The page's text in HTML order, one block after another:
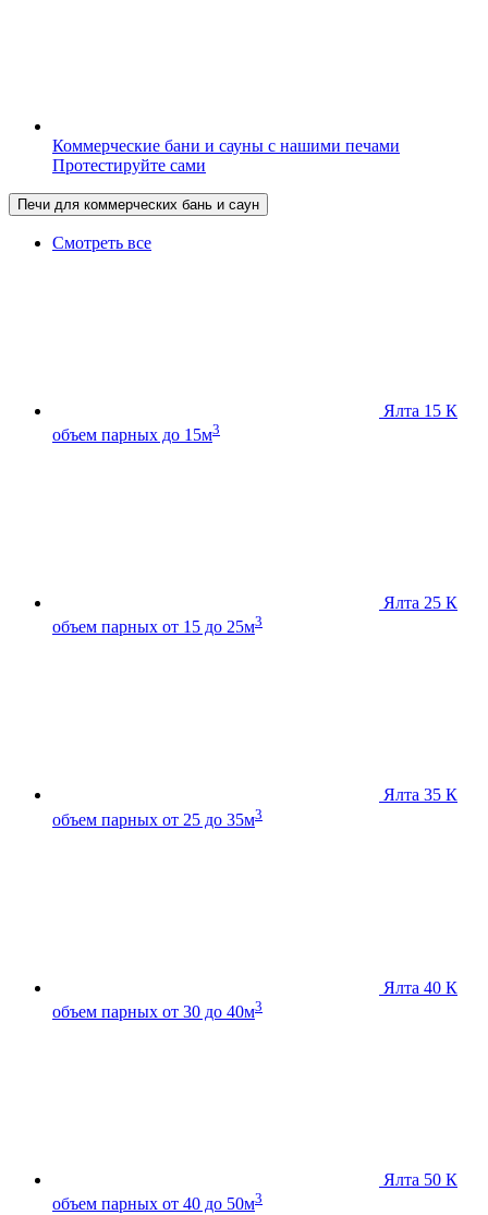
Коммерческие бани и сауны с нашими печами
Протестируйте сами
Печи для коммерческих бань и саун
Смотреть все
Ялта 15 К
объем парных до 15м3
Ялта 25 К
объем парных от 15 до 25м3
Ялта 35 К
объем парных от 25 до 35м3
Ялта 40 К
объем парных от 30 до 40м3
Ялта 50 К
объем парных от 40 до 50м3